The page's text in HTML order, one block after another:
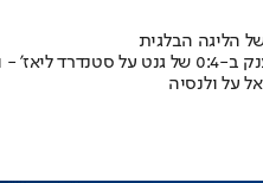
הליגה הבלגית
עמרי גאנדלמן הבקיע משחק ליגה